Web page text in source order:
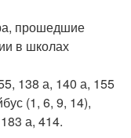
прошедшие
в школах
138 а, 140 а, 155
(1, 6, 9, 14),
а, 414.